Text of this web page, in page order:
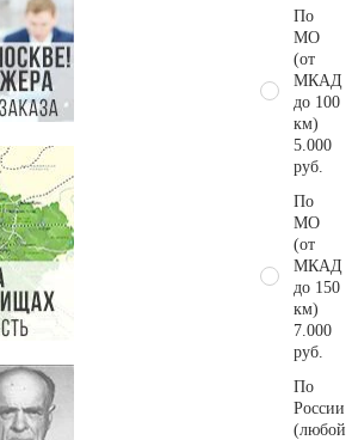
По
МО
(от
МКАД
до 100
км)
5.000
руб.
По
МО
(от
МКАД
до 150
км)
7.000
руб.
По
России
(любой